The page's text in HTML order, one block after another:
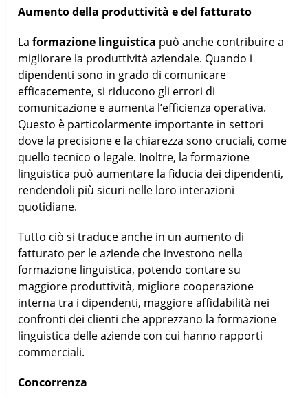
Aumento della produttività e del fatturato
Laformazione linguistica può anche contribuire a
migliorare la produttività aziendale. Quando i
dipendenti sono in grado di comunicare
efficacemente, si riducono gli errori di
comunicazione e aumenta l’efficienza operativa.
Questo è particolarmente importante in settori
dove la precisione e la chiarezza sono cruciali, come
quello tecnico o legale. Inoltre, la formazione
linguistica può aumentare la fiducia dei dipendenti,
rendendoli più sicuri nelle loro interazioni
quotidiane.
Tutto ciò si traduce anche in un aumento di
fatturato per le aziende che investono nella
formazione linguistica, potendo contare su
maggiore produttività, migliore cooperazione
interna tra i dipendenti, maggiore affidabilità nei
confronti dei clienti che apprezzano la formazione
linguistica delle aziende con cui hanno rapporti
commerciali.
Concorrenza